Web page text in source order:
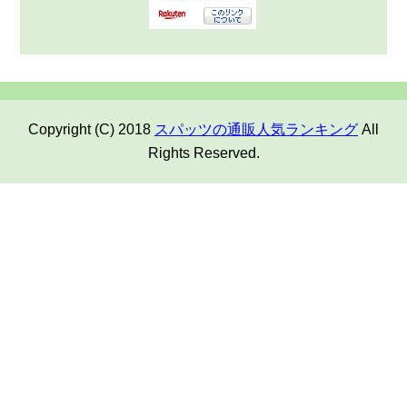
Copyright (C) 2018 スパッツの通販人気ランキング All
Rights Reserved.